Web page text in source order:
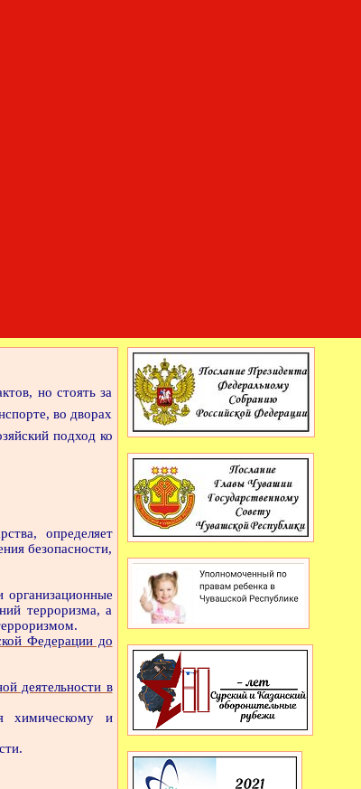
но стоять за
во дворах
подход ко
определяет
безопасности,
организационные
терроризма, а
Федерации до
деятельности в
химическому и